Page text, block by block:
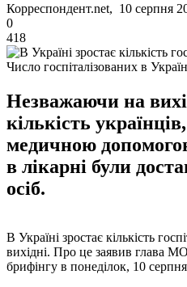
Корреспондент.net, 10 серпня
0
418
Число госпіталізованих в
Незважаючи на
кількість
медичною
в лікарні були
осіб.
В Україні зростає кількість
вихідні. Про це заявив глава
брифінгу в понеділок, 10